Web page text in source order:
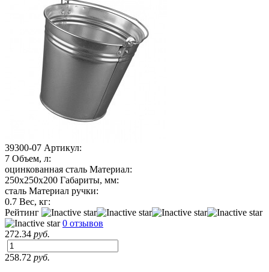
39300-07 Артикул:
7 Объем, л:
оцинкованная сталь Материал:
250х250х200 Габариты, мм:
сталь Материал ручки:
0.7 Вес, кг:
Рейтинг
0 отзывов
272.34 руб.
258.72 руб.